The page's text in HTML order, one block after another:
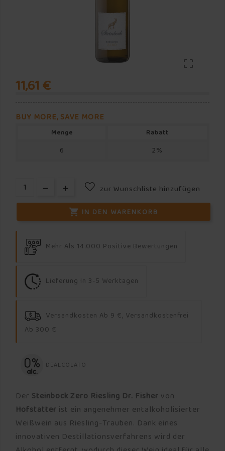

11,61 €
BUY MORE, SAVE MORE
Menge Rabatt
6 2%
zur Wunschliste hinzufügen
 IN DEN WARENKORB
Mehr Als 14.000 Positive Bewertungen
Lieferung In 3-5 Werktagen
Versandkosten Ab 9 €, Versandkostenfrei
Ab 300 €
DEALCOLATO
Der Steinbock Zero Riesling Dr. Fisher von
Hofstatter ist ein angenehmer entalkoholisierter
Weißwein aus Riesling-Trauben. Dank eines
innovativen Destillationsverfahrens wird der